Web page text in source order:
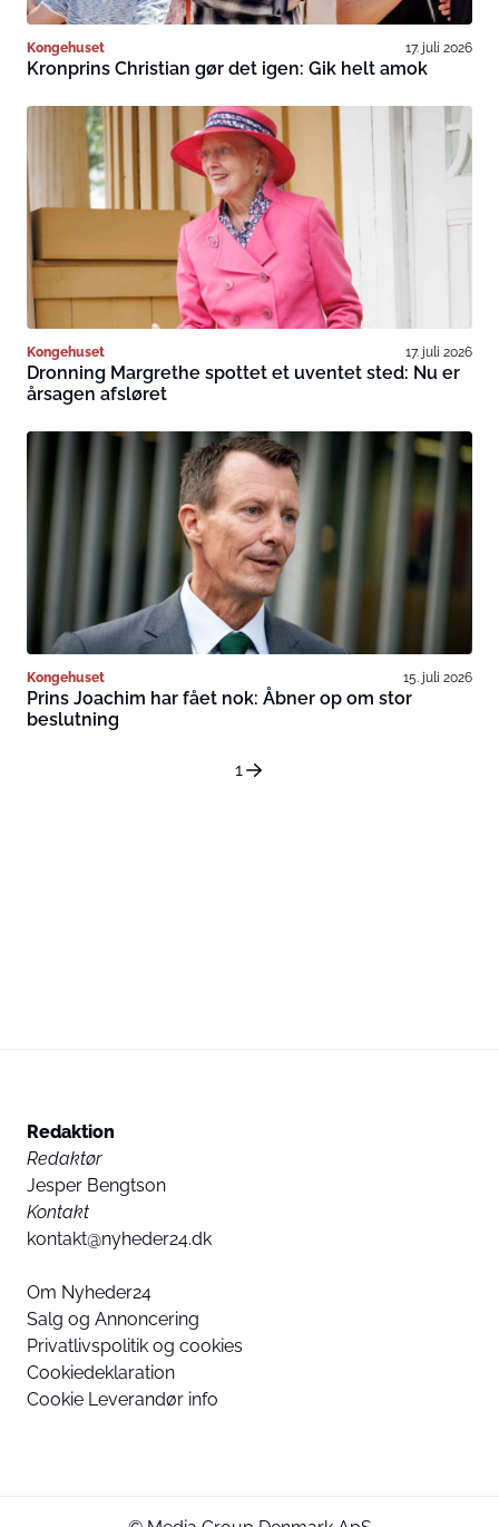
Kongehuset 17. juli 2026
Kronprins Christian gør det igen: Gik helt amok
Kongehuset 17. juli 2026
Dronning Margrethe spottet et uventet sted: Nu er
årsagen afsløret
Kongehuset 15. juli 2026
Prins Joachim har fået nok: Åbner op om stor
beslutning
1
Redaktion
Redaktør
Jesper Bengtson
Kontakt
kontakt@nyheder24.dk
Om Nyheder24
Salg og Annoncering
Privatlivspolitik og cookies
Cookiedeklaration
Cookie Leverandør info